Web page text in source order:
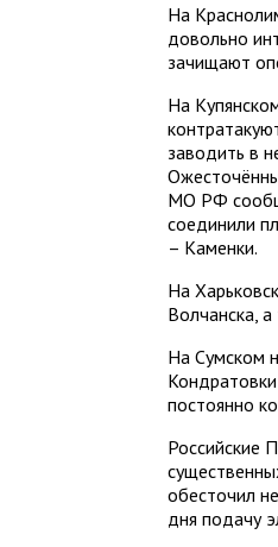
На
довольно
зачищают
На
заводить в
МО РФ
соединили
– Каменки.
На
Волчанска,
На Сумском
постоянно
Российские
обесточил
дня подачу